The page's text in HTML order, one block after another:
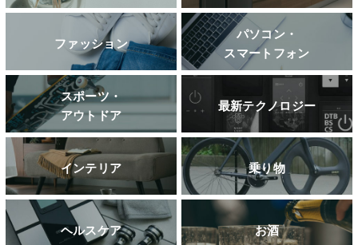
ファッション
パソコン・
スマートフォン
スポーツ・
アウトドア
最新テクノロジー
インテリア 乗り物
ヘルスケア お酒